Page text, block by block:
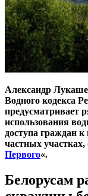
Александр
Водного кодекса
предусматривает
использования
доступа граждан
частных
Первого«.
Белорусам